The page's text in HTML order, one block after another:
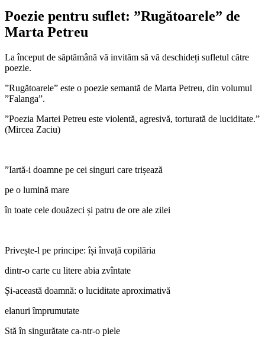
Poezie pentru suflet: ”Rugătoarele” de
Marta Petreu
La început de săptămână vă invităm să vă deschideți sufletul către
poezie.
”Rugătoarele” este o poezie semantă de Marta Petreu, din volumul
”Falanga”.
”Poezia Martei Petreu este violentă, agresivă, torturată de luciditate.”
(Mircea Zaciu)
”Iartă-i doamne pe cei singuri care trișează
pe o lumină mare
în toate cele douăzeci și patru de ore ale zilei
Privește-l pe principe: își învață copilăria
dintr-o carte cu litere abia zvîntate
Și-această doamnă: o luciditate aproximativă
elanuri împrumutate
Stă în singurătate ca-ntr-o piele